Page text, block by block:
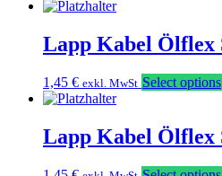
Lapp Kabel Ölflex
1,45 € exkl. MwSt Select options
Lapp Kabel Ölflex